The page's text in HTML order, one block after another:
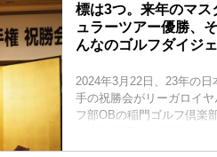
標は3つ。来年のマ
ュラーツアー優勝、
んなのゴルフダイジ
2024年3月22日、23年の
手の祝勝会がリーガロイ
フ部OBの稲門ゴルフ倶楽
に大学公認に）以来初と
待されたので、祝勝会の